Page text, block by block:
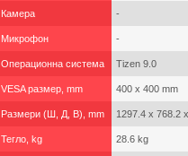
Камера -
Микрофон -
Операционна система Tizen 9.0
VESA размер, mm 400 x 400 mm
Размери (Ш, Д, В), mm 1297.4 x 768.2
Тегло, kg 28.6 kg